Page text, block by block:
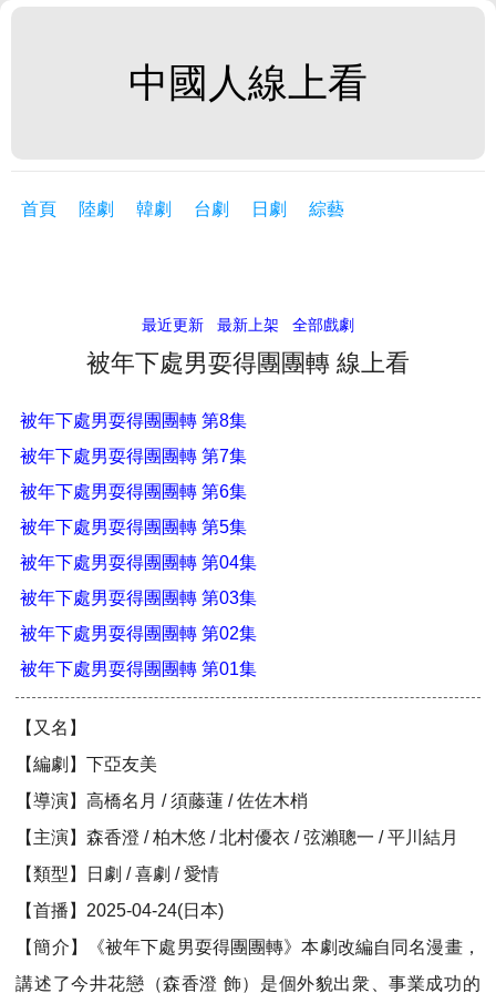
中國人線上看
首頁 陸劇 韓劇 台劇 日劇 綜藝
最近更新 最新上架 全部戲劇
被年下處男耍得團團轉 線上看
被年下處男耍得團團轉 第8集
被年下處男耍得團團轉 第7集
被年下處男耍得團團轉 第6集
被年下處男耍得團團轉 第5集
被年下處男耍得團團轉 第04集
被年下處男耍得團團轉 第03集
被年下處男耍得團團轉 第02集
被年下處男耍得團團轉 第01集
【又名】
【編劇】下亞友美
【導演】高橋名月 / 須藤蓮 / 佐佐木梢
【主演】森香澄 / 柏木悠 / 北村優衣 / 弦瀨聰一 / 平川結月
【類型】日劇 / 喜劇 / 愛情
【首播】2025-04-24(日本)
【簡介】《被年下處男耍得團團轉》本劇改編自同名漫畫，
講述了今井花戀（森香澄 飾）是個外貌出衆、事業成功的